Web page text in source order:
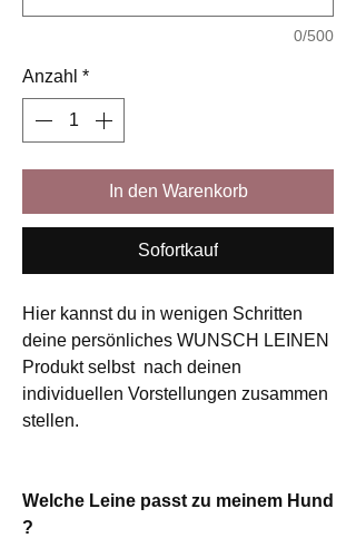
0/500
Anzahl *
In den Warenkorb
Sofortkauf
Hier kannst du in wenigen Schritten
deine persönliches WUNSCH LEINEN
Produkt selbst nach deinen
individuellen Vorstellungen zusammen
stellen.
Welche Leine passt zu meinem Hund
?